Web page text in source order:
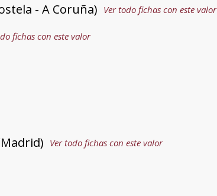
- A Coruña) Ver todo fichas con este valor
fichas con este valor
Ver todo fichas con este valor